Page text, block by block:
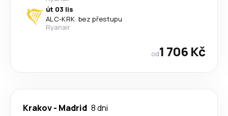
út 03 lis
ALC-KRK· bez přestupu
Ryanair
od1 706 Kč
Krakov- Madrid 8 dni